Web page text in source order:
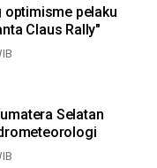
optimisme pelaku
Claus Rally"
Selatan